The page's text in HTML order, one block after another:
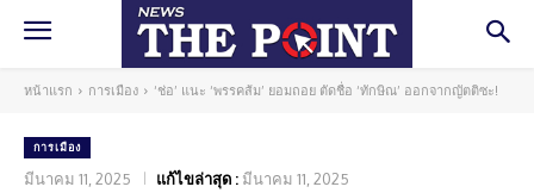
หน้าแรก การเมือง ‘ช่อ’ แนะ ‘พรรคส้ม’ ยอมถอย ตัดชื่อ ‘ทักษิณ’ ออกจากญัตติซะ!
การเมือง
มีนาคม 11, 2025 แก้ไขล่าสุด : มีนาคม 11, 2025